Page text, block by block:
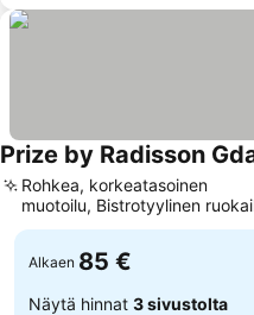
Prize by Radisson
Rohkea, korkeatasoinen
muotoilu, Bistrotyylinen
Alkaen 85 €
Näytä hinnat 3 sivustolta